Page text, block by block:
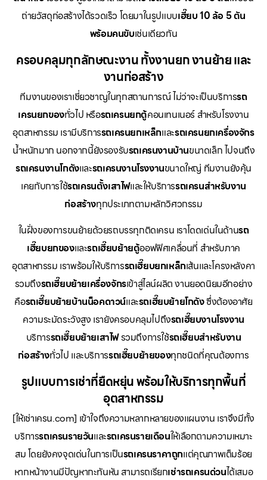
ถ่ายวัสดุก่อสร้างได้รวดเร็ว โดยมาในรูปแบบเฮี๊ยบ 10 ล้อ 5 ตัน
พร้อมคนขับเช่นเดียวกัน
ครอบคลุมทุกลักษณะงาน ทั้งงานยก งานย้าย และ
งานก่อสร้าง
ทีมงานของเราเชี่ยวชาญในทุกสถานการณ์ ไม่ว่าจะเป็นบริการรถ
เครนยกของทั่วไป หรือรถเครนยกตู้คอนเทนเนอร์ สำหรับโรงงาน
อุตสาหกรรม เรามีบริการรถเครนยกเหล็กและรถเครนยกเครื่องจักร
น้ำหนักมาก นอกจากนี้ยังรองรับรถเครนงานบ้านขนาดเล็ก ไปจนถึง
รถเครนงานโกดังและรถเครนงานโรงงานขนาดใหญ่ ทีมงานยังคุ้น
เคยกับการใช้รถเครนตั้งเสาไฟและให้บริการรถเครนสำหรับงาน
ก่อสร้างทุกประเภทตามหลักวิศวกรรม
ในฝั่งของการขนย้ายด้วยรถบรรทุกติดเครน เราโดดเด่นในด้านรถ
เฮี๊ยบยกของและรถเฮี๊ยบย้ายตู้ออฟฟิศเคลื่อนที่ สำหรับภาค
อุตสาหกรรม เราพร้อมให้บริการรถเฮี๊ยบยกเหล็กเส้นและโครงหลังคา
รวมถึงรถเฮี๊ยบย้ายเครื่องจักรเข้าสู่ไลน์ผลิต งานยอดนิยมอีกอย่าง
คือรถเฮี๊ยบย้ายบ้านน็อคดาวน์และรถเฮี๊ยบย้ายโกดังซึ่งต้องอาศัย
ความระมัดระวังสูง เรายังครอบคลุมไปถึงรถเฮี๊ยบงานโรงงาน
บริการรถเฮี๊ยบย้ายเสาไฟรวมถึงการใช้รถเฮี๊ยบสำหรับงาน
ก่อสร้างทั่วไป และบริการรถเฮี๊ยบย้ายของทุกชนิดที่คุณต้องการ
รูปแบบการเช่าที่ยืดหยุ่น พร้อมให้บริการทุกพื้นที่
อุตสาหกรรม
[ให้เช่าเครน.com] เข้าใจถึงความหลากหลายของแผนงาน เราจึงมีทั้ง
บริการรถเครนรายวันและรถเครนรายเดือนให้เลือกตามความเหมาะ
สม โดยยังคงจุดเด่นในการเป็นรถเครนราคาถูกแต่คุณภาพเต็มร้อย
หากหน้างานมีปัญหากะทันหัน สามารถเรียกเช่ารถเครนด่วนได้เสมอ